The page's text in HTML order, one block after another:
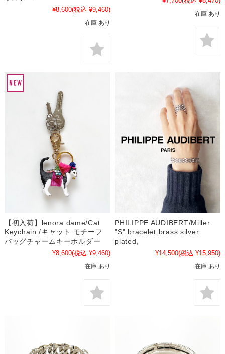
¥8,600(税込 ¥9,460)
在庫 あり
在庫 あり
【初入荷】lenora dame/Cat
Keychain /キャット モチーフ
バッグチャームキーホルダー
¥8,600(税込 ¥9,460)
在庫 あり
PHILIPPE AUDIBERT/Miller
"S" bracelet brass silver
plated,
¥14,500(税込 ¥15,950)
在庫 あり